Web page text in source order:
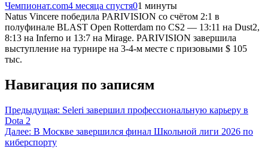
Чемпионат.com4 месяца спустя01 минуты
Natus Vincere победила PARIVISION со счётом 2:1 в
полуфинале BLAST Open Rotterdam по CS2 — 13:11 на Dust2,
8:13 на Inferno и 13:7 на Mirage. PARIVISION завершила
выступление на турнире на 3-4-м месте с призовыми $ 105
тыс.
Навигация по записям
Предыдущая: Seleri завершил профессиональную карьеру в
Dota 2
Далее: В Москве завершился финал Школьной лиги 2026 по
киберспорту